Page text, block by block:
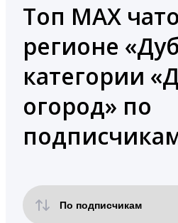
Топ MAX
регионе
категории
огород» по